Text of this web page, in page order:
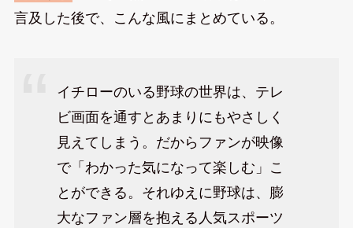
言及した後で、こんな風にまとめている。
イチローのいる野球の世界は、テレ
ビ画面を通すとあまりにもやさしく
見えてしまう。だからファンが映像
で「わかった気になって楽しむ」こ
とができる。それゆえに野球は、膨
大なファン層を抱える人気スポーツ